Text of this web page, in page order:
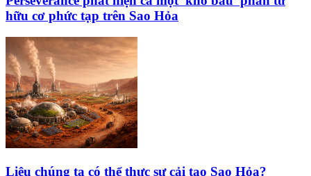
hữu cơ phức tạp trên Sao Hỏa
Liệu chúng ta có thể thực sự cải tạo Sao Hỏa?